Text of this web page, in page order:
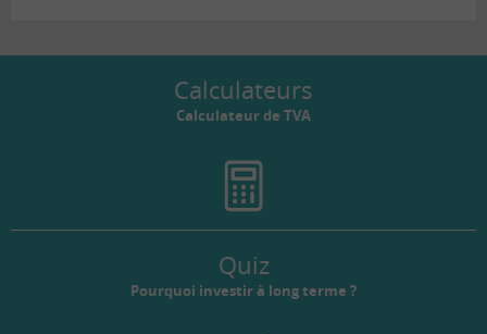
Calculateurs
Calculateur de TVA
Quiz
Pourquoi investir à long terme ?